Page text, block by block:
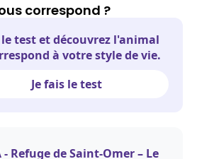
correspond ?
test et découvrez l'animal
à votre style de vie.
Je fais le test
- Refuge de Saint-Omer – Le